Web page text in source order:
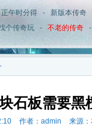
正午时分得 - 新版本传奇
个传奇玩 - 不老的传奇
石板需要
作者：admin 来源